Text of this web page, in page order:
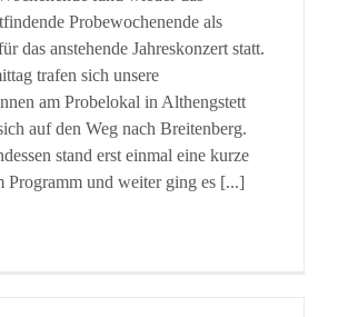
Probewochenende als
das anstehende Jahreskonzert statt.
trafen sich unsere
am Probelokal in Althengstett
auf den Weg nach Breitenberg.
stand erst einmal eine kurze
Programm und weiter ging es [...]